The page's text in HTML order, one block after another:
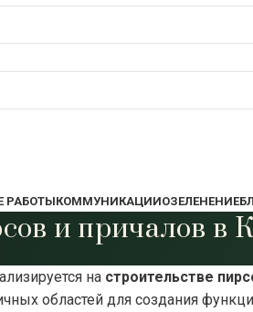
РАБОТЫКОММУНИКАЦИИОЗЕЛЕНЕНИЕ
и причалов в
на строительстве
областей для создания